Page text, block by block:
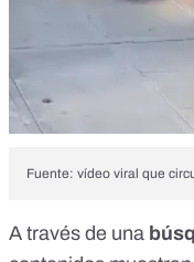
Fuente: vídeo viral que
A través de una